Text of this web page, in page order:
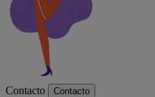
Contacto Contacto